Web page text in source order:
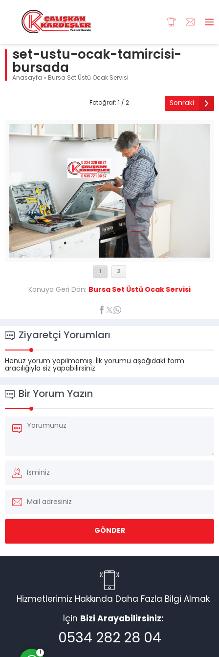
set-ustu-ocak-tamircisi-
bursada
Anasayfa » Bursa Set Üstü Ocak Servisi
Fotoğraf: 1 / 2 Sonraki
1 2
Konuya Geri Dön: Bursa Set Üstü Ocak Servisi
Ziyaretçi Yorumları
Henüz yorum yapılmamış. İlk yorumu aşağıdaki form
aracılığıyla siz yapabilirsiniz.
Bir Yorum Yazın
Hizmetlerimiz Hakkında Daha Fazla Bilgi Almak
İçin Bizi Arayabilirsiniz:
0534 282 28 04
Müşteri Temsilcisi
Cevap Yaz